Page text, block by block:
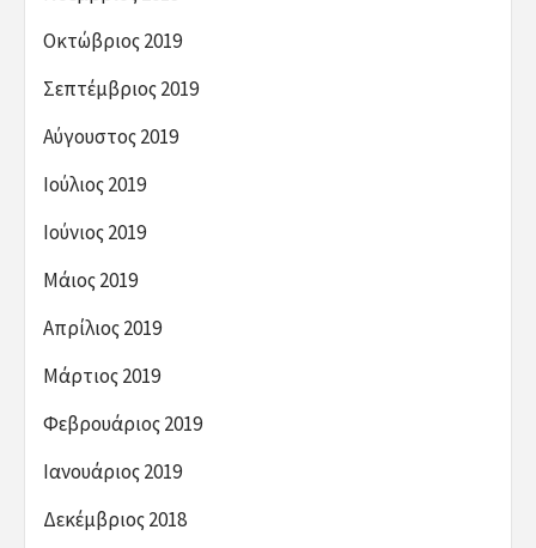
Οκτώβριος 2019
Σεπτέμβριος 2019
Αύγουστος 2019
Ιούλιος 2019
Ιούνιος 2019
Μάιος 2019
Απρίλιος 2019
Μάρτιος 2019
Φεβρουάριος 2019
Ιανουάριος 2019
Δεκέμβριος 2018